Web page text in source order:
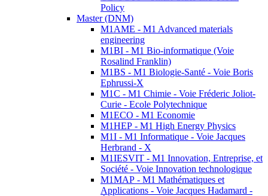
Policy
Master (DNM)
M1AME - M1 Advanced materials
engineering
M1BI - M1 Bio-informatique (Voie
Rosalind Franklin)
M1BS - M1 Biologie-Santé - Voie Boris
Ephrussi-X
M1C - M1 Chimie - Voie Fréderic Joliot-
Curie - Ecole Polytechnique
M1ECO - M1 Economie
M1HEP - M1 High Energy Physics
M1I - M1 Informatique - Voie Jacques
Herbrand - X
M1IESVIT - M1 Innovation, Entreprise, et
Société - Voie Innovation technologique
M1MAP - M1 Mathématiques et
Applications - Voie Jacques Hadamard -